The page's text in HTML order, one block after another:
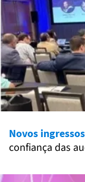
Novos
confiança das